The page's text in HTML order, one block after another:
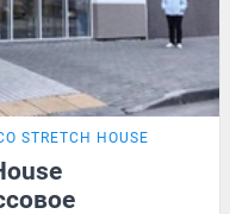
STRETCH HOUSE